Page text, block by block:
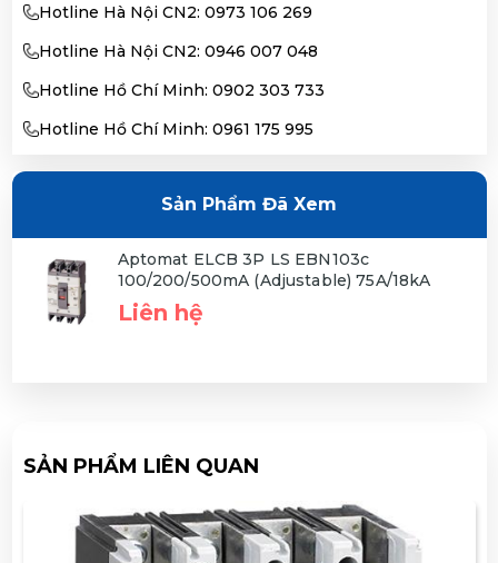
Hotline Hà Nội CN2: 0973 106 269
Hotline Hà Nội CN2: 0946 007 048
Hotline Hồ Chí Minh: 0902 303 733
Hotline Hồ Chí Minh: 0961 175 995
Sản Phẩm Đã Xem
Aptomat ELCB 3P LS EBN103c
100/200/500mA (Adjustable) 75A/18kA
Liên hệ
SẢN PHẨM LIÊN QUAN